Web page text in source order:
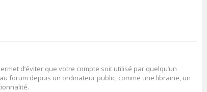
d’éviter que votre compte soit utilisé par quelqu’un
forum depuis un ordinateur public, comme une librairie, un